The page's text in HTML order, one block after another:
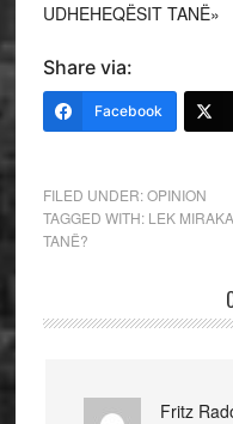
UDHEHEQËSIT TANË»
Share via:
Facebook
FILED UNDER:OPINION
TAGGED WITH: LEK
TANË?
Fritz